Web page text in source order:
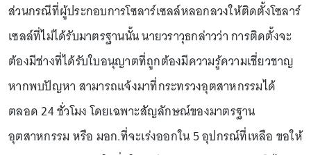
ส่วนกรณีที่ผู้ประกอบการโซลาร์เซลล์หลอกลวงให้ติดตั้งโซลาร์
เซลล์ที่ไม่ได้รับมาตรฐานนั้น นายวราวุธกล่าวว่า การติดตั้งจะ
ต้องมีช่างที่ได้รับใบอนุญาตที่ถูกต้องมีความรู้ความเชี่ยวชาญ
หากพบปัญหา สามารถแจ้งมาที่กระทรวงอุตสาหกรรมได้
ตลอด 24 ชั่วโมง โดยเฉพาะสัญลักษณ์ของมาตรฐาน
อุตสาหกรรม หรือ มอก.ที่จะเร่งออกใน 5 อุปกรณ์ที่เหลือ ขอให้